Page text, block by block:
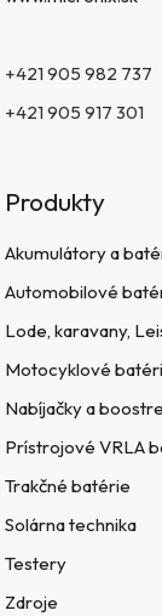
+421 905 982 737
+421 905 917 301
Produkty
Akumulátory a
Automobilové
Lode, karavany,
Motocyklové
Nabíjačky a boostre
Prístrojové VRLA
Trakčné batérie
Solárna technika
Testery
Zdroje